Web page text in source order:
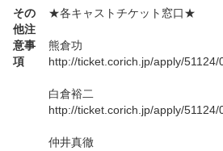
その
他注
意事
項
★各キャストチケット窓口★
熊倉功
http://ticket.corich.jp/apply/51124/
白倉裕二
http://ticket.corich.jp/apply/51124/
仲井真徹